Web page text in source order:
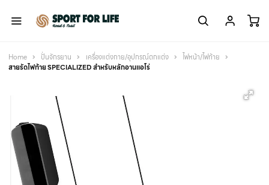
Home ปั่นจักรยาน เครื่องแต่งกาย/อุปกรณ์ตกแต่ง
ไฟหน้า/ไฟท้าย
สายรัดไฟท้าย SPECIALIZED สำหรับหลักอานแอโร่